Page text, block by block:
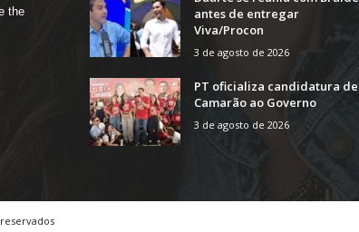
the
antes de entregar
Viva/Procon
3 de agosto de 2026
PT oficializa candidatura de
Camarão ao Governo
3 de agosto de 2026